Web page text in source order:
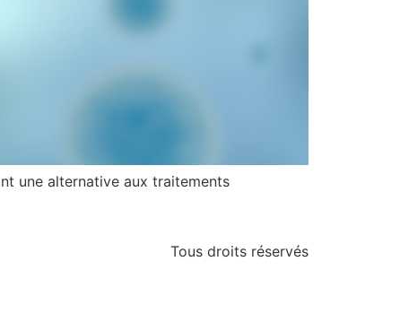
une alternative aux traitements
Tous droits réservés